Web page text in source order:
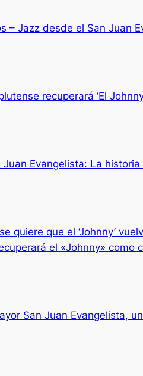
– Jazz desde el San Juan
recuperará ‘El
Juan Evangelista: La
quiere que el ‘Johnny’
el «Johnny» como
San Juan Evangelista,